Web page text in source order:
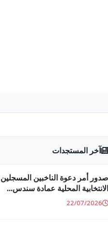
آخر المستجدات
صدور أمر دعوة الناخبين المسجلين
الانتخابية المحلية عمادة سندس...
22/07/2026